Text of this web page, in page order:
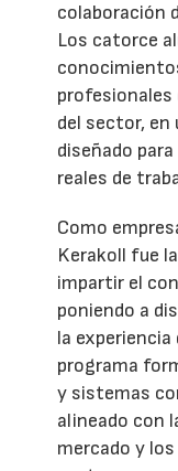
colaboración
Los catorce
profesionales
del sector, en
diseñado
reales de
Como
Kerakoll fue
impartir el
poniendo a
la
programa
y sistemas
alineado con
mercado y